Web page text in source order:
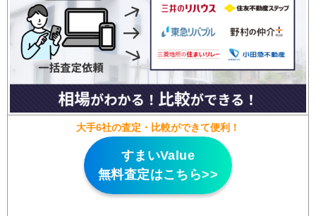
大手6社の査定・比較ができて便利！
すまいValue
無料査定はこちら>>